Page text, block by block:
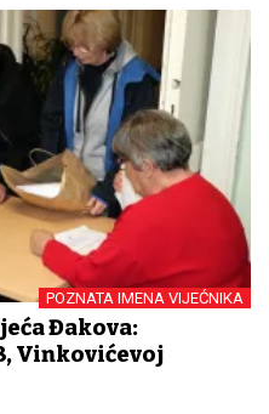
POZNATA IMENA VIJEĆNIKA
Đakova:
Vinkovićevoj